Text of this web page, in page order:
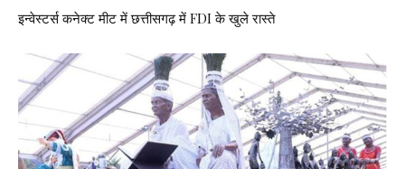
इन्वेस्टर्स कनेक्ट मीट में छत्तीसगढ़ में FDI के खुले रास्ते